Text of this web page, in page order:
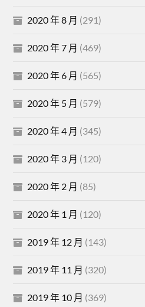
2020 年 8 月 (291)
2020 年 7 月 (469)
2020 年 6 月 (565)
2020 年 5 月 (579)
2020 年 4 月 (345)
2020 年 3 月 (120)
2020 年 2 月 (85)
2020 年 1 月 (120)
2019 年 12 月 (143)
2019 年 11 月 (320)
2019 年 10 月 (369)